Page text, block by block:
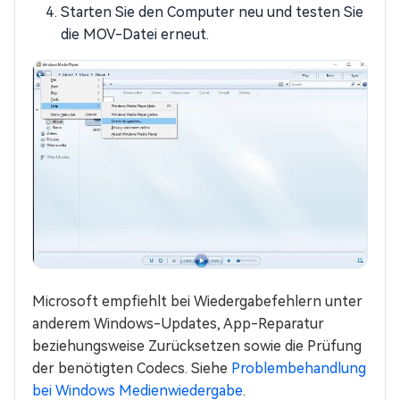
Starten Sie den Computer neu und testen Sie
die MOV-Datei erneut.
Microsoft empfiehlt bei Wiedergabefehlern unter
anderem Windows-Updates, App-Reparatur
beziehungsweise Zurücksetzen sowie die Prüfung
der benötigten Codecs. Siehe Problembehandlung
bei Windows Medienwiedergabe.